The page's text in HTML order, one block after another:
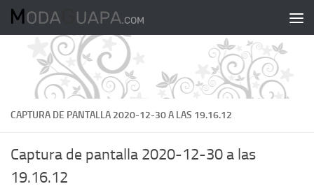
Saltar al contenido
CAPTURA DE PANTALLA 2020-12-30 A LAS 19.16.12
Captura de pantalla 2020-12-30 a las
19.16.12